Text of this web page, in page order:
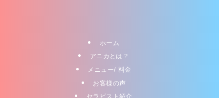
ホーム
アニカとは？
メニュー/ 料金
お客様の声
セラピスト紹介